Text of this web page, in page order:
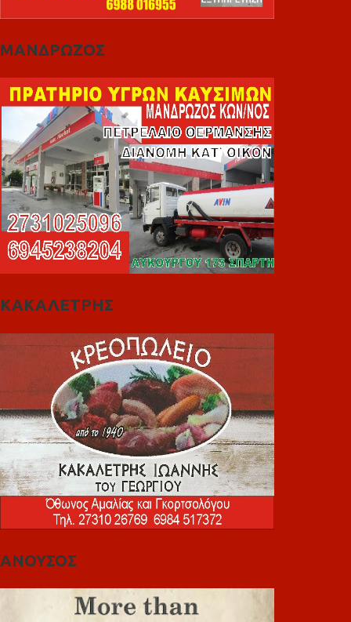
ΜΑΝΔΡΩΖΟΣ
ΚΑΚΑΛΕΤΡΗΣ
ΑΝΟΥΣΟΣ